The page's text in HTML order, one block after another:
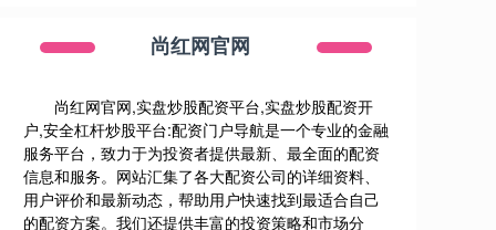
尚红网官网
尚红网官网,实盘炒股配资平台,实盘炒股配资开
户,安全杠杆炒股平台:配资门户导航是一个专业的金融
服务平台，致力于为投资者提供最新、最全面的配资
信息和服务。网站汇集了各大配资公司的详细资料、
用户评价和最新动态，帮助用户快速找到最适合自己
的配资方案。我们还提供丰富的投资策略和市场分